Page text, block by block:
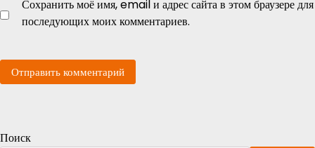
Сохранить моё имя, email и адрес сайта в этом браузере для
последующих моих комментариев.
Поиск